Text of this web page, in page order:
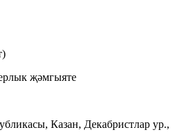
җәмгыяте
Казан, Декабристлар ур.,